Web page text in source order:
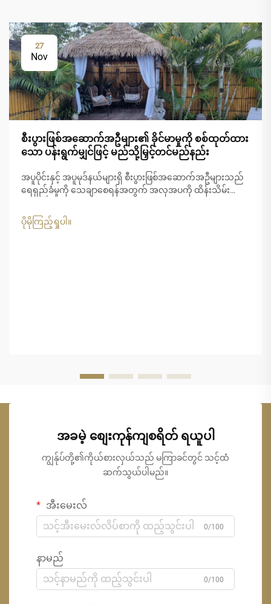
27
Nov
စီးပွားဖြစ်အဆောက်အဦများ၏ ခိုင်မာမှုကို စစ်ထုတ်ထား
သော ပန်းရွက်မျှင်ဖြင့် မည်သို့မြှင့်တင်မည်နည်း
အပူပိုင်းနှင့် အပူမုဒ်နယ်များရှိ စီးပွားဖြစ်အဆောက်အဦများသည်
ရေရှည်ခံမှုကို သေချာစေရန်အတွက် အလှအပကို ထိန်းသိမ်း
ပြင်းထန်သော UV...
ပိုမိုကြည့်ရှုပါ။
အခမဲ့ စျေးကုန်ကျစရိတ် ရယူပါ
ကျွန်ုပ်တို့၏ကိုယ်စားလှယ်သည် မကြာခင်တွင် သင့်ထံ
ဆက်သွယ်ပါမည်။
အီးမေးလ်
0/100
နာမည်
0/100